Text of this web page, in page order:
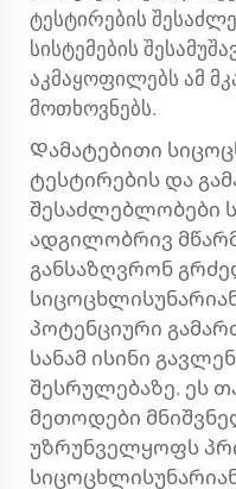
ტესტირების
სისტემების
აკმაყოფილებს ამ
მოთხოვნებს.
Დამატებითი
ტესტირების და
შესაძლებლობები
ადგილობრივ
განსაზღვრონ
პოტენციური
სანამ ისინი
შესრულებაზე. ეს
მეთოდები
უზრუნველყოფს